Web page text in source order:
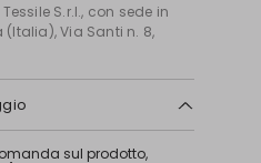
S.r.l., con sede in
Via Santi n. 8,
in tamburo;
sul prodotto,